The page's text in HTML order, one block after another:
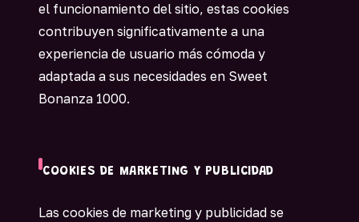
el funcionamiento del sitio, estas cookies
contribuyen significativamente a una
experiencia de usuario más cómoda y
adaptada a sus necesidades en Sweet
Bonanza 1000.
COOKIES DE MARKETING Y PUBLICIDAD
Las cookies de marketing y publicidad se